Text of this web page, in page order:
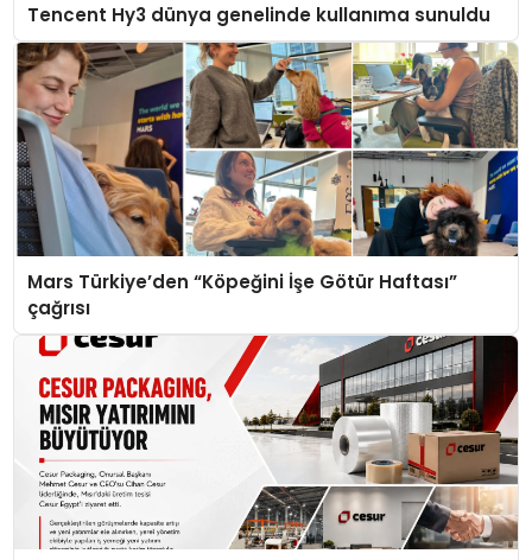
Tencent Hy3 dünya genelinde kullanıma sunuldu
Mars Türkiye’den “Köpeğini İşe Götür Haftası”
çağrısı